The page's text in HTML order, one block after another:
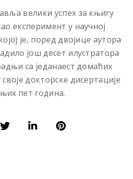
велики успех за књигу
експеримент у научној
је, поред двојице аутора
још десет илустратора
са једанаест домаћих
докторске дисертације
пет година.